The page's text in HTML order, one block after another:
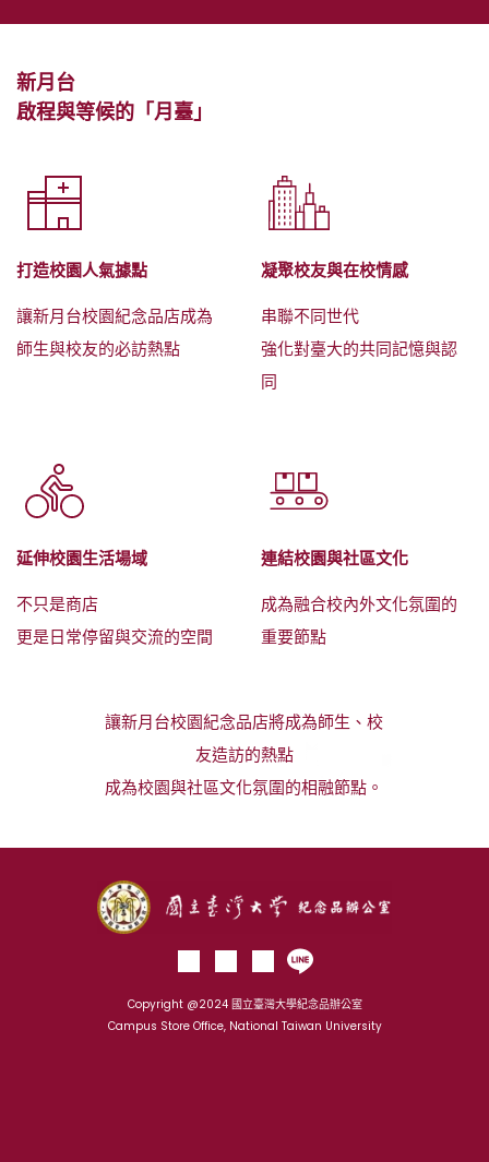
新月台
啟程與等候的「月臺」
打造校園人氣據點
讓新月台校園紀念品店成為
師生與校友的必訪熱點
凝聚校友與在校情感
串聯不同世代
強化對臺大的共同記憶與認
同
延伸校園生活場域
不只是商店
更是日常停留與交流的空間
連結校園與社區文化
成為融合校內外文化氛圍的
重要節點
讓新月台校園紀念品店將成為師生、校
友造訪的熱點
成為校園與社區文化氛圍的相融節點。
Copyright @2024 國立臺灣大學紀念品辦公室
Campus Store Office, National Taiwan University